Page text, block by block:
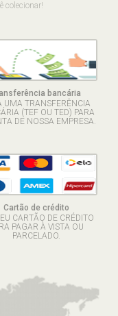
colecionar!
bancária
UMA TRANSFERÊNCIA
(TEF OU TED) PARA
DE NOSSA EMPRESA.
Cartão de crédito
CARTÃO DE CRÉDITO
PAGAR À VISTA OU
PARCELADO.